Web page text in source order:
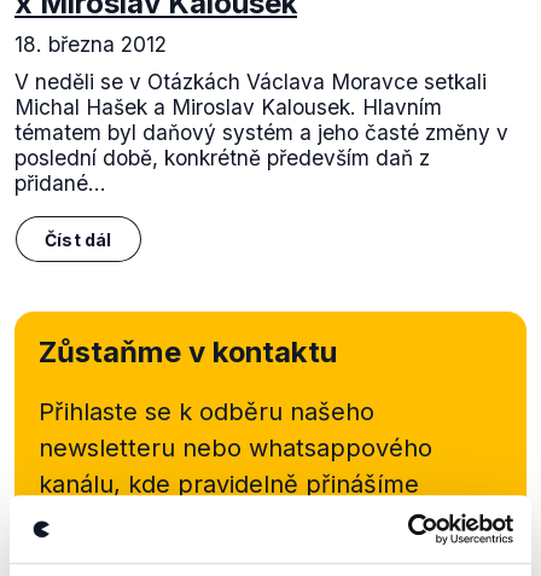
18. března 2012
V neděli se v Otázkách Václava Moravce setkali
Michal Hašek a Miroslav Kalousek. Hlavním
tématem byl daňový systém a jeho časté změny v
poslední době, konkrétně především daň z
přidané...
Číst dál
Zůstaňme v kontaktu
Přihlaste se k odběru našeho
newsletteru nebo whatsappového
kanálu, kde pravidelně přinášíme
shrnutí nejzajímavějších článků a analýz.
Začněte nás odebírat, a mějte tak